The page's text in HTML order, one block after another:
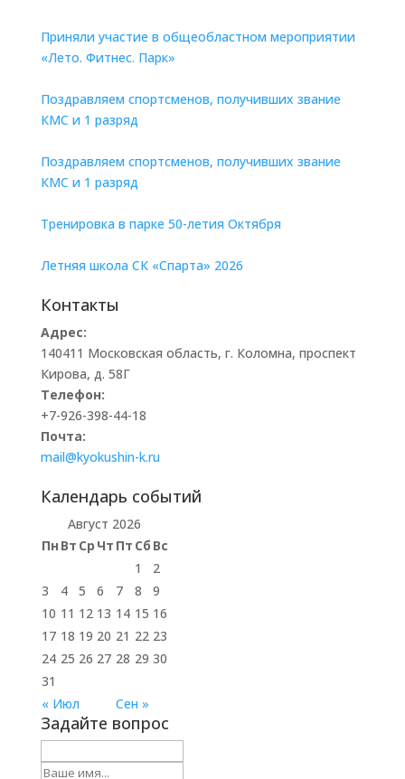
Приняли участие в общеобластном мероприятии
«Лето. Фитнес. Парк»
Поздравляем спортсменов, получивших звание
КМС и 1 разряд
Поздравляем спортсменов, получивших звание
КМС и 1 разряд
Тренировка в парке 50-летия Октября
Летняя школа СК «Спарта» 2026
Контакты
Адрес:
140411 Московская область, г. Коломна, проспект
Кирова, д. 58Г
Телефон:
+7-926-398-44-18
Почта:
mail@kyokushin-k.ru
Календарь событий
Август 2026
Пн Вт Ср Чт Пт Сб Вс
« Июл Сен »
1
2
3
4 5 6 7 8
9
10 11 12 13 14 15 16
17 18 19 20 21 22 23
24 25 26 27 28 29 30
31
Задайте вопрос